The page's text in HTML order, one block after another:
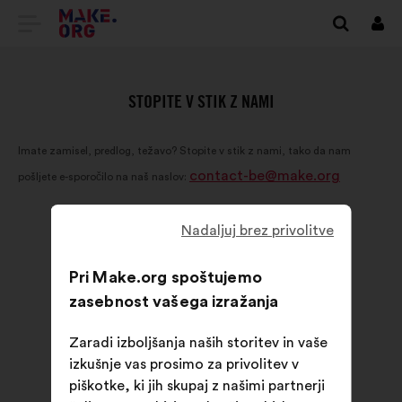
POJDI
DOMAČO
MAKE.ORG
STOPITE V STIK Z NAMI
Imate zamisel, predlog, težavo? Stopite v stik z nami, tako da nam
pošljete e-sporočilo na naš naslov: contact-be@make.org
Nadaljuj brez privolitve
Pri Make.org spoštujemo
zasebnost vašega izražanja
Zaradi izboljšanja naših storitev in vaše
izkušnje vas prosimo za privolitev v
piškotke, ki jih skupaj z našimi partnerji